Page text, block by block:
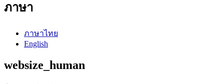
ภาษา
ภาษาไทย
English
websize_human